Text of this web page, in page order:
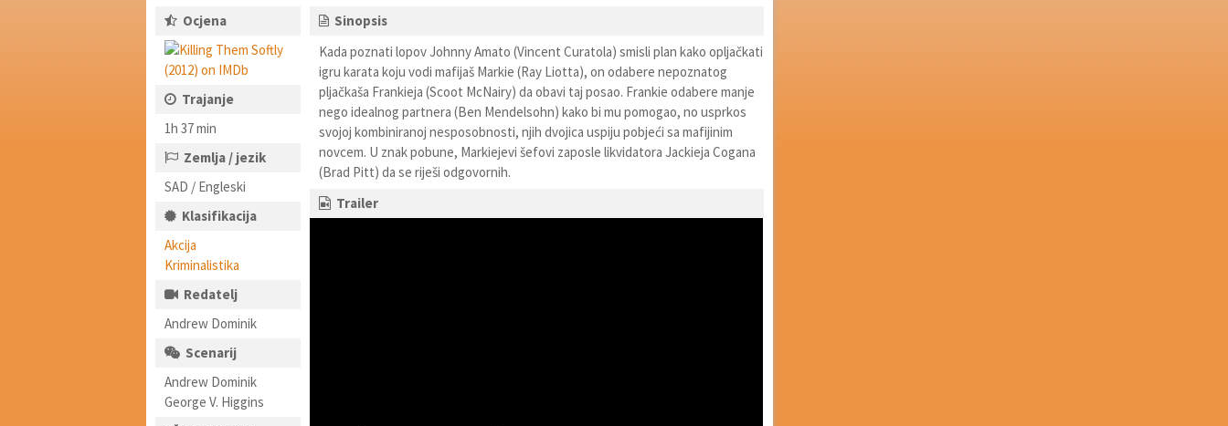
Ocjena
Trajanje
1h 37 min
Zemlja / jezik
SAD / Engleski
Klasifikacija
Akcija
Kriminalistika
Redatelj
Andrew Dominik
Scenarij
Andrew Dominik
George V. Higgins
Sinopsis
Kada poznati lopov Johnny Amato (Vincent Curatola) smisli plan kako opljačkati
igru karata koju vodi mafijaš Markie (Ray Liotta), on odabere nepoznatog
pljačkaša Frankieja (Scoot McNairy) da obavi taj posao. Frankie odabere manje
nego idealnog partnera (Ben Mendelsohn) kako bi mu pomogao, no usprkos
svojoj kombiniranoj nesposobnosti, njih dvojica uspiju pobjeći sa mafijinim
novcem. U znak pobune, Markiejevi šefovi zaposle likvidatora Jackieja Cogana
(Brad Pitt) da se riješi odgovornih.
Trailer